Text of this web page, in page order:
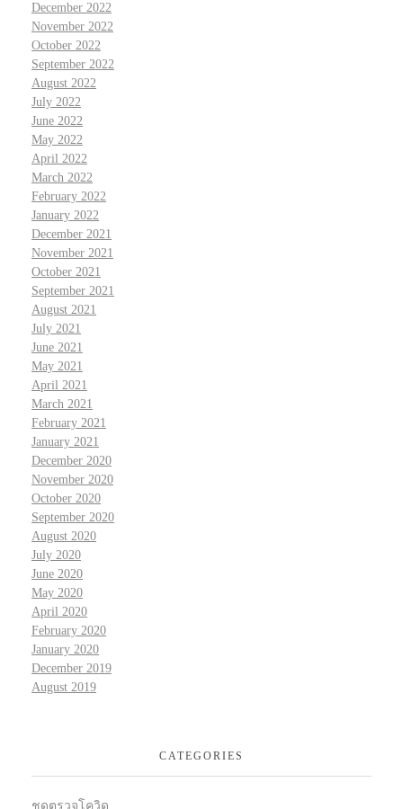
December 2022
November 2022
October 2022
September 2022
August 2022
July 2022
June 2022
May 2022
April 2022
March 2022
February 2022
January 2022
December 2021
November 2021
October 2021
September 2021
August 2021
July 2021
June 2021
May 2021
April 2021
March 2021
February 2021
January 2021
December 2020
November 2020
October 2020
September 2020
August 2020
July 2020
June 2020
May 2020
April 2020
February 2020
January 2020
December 2019
August 2019
CATEGORIES
ชุดตรวจโควิด